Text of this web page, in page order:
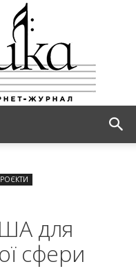
для
сфери